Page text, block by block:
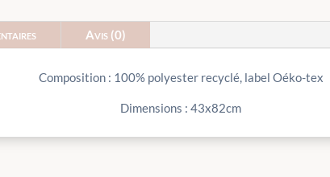
Avis (0)
Composition : 100% polyester recyclé, label Oéko-tex
Dimensions : 43x82cm